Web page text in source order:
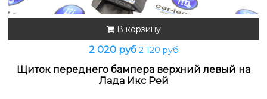
В корзину
2 020 руб2 120 руб
Щиток переднего бампера верхний левый на
Лада Икс Рей